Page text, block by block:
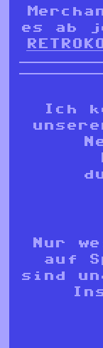
es ab
Ich
Nur
auf
sind